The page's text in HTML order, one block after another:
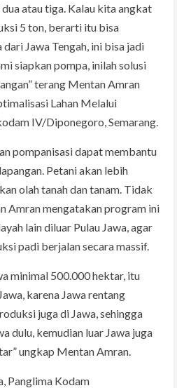
atau tiga. Kalau kita angkat
5 ton, berarti itu bisa
Jawa Tengah, ini bisa jadi
siapkan pompa, inilah solusi
terang Mentan Amran
Lahan Melalui
IV/Diponegoro, Semarang.
pompanisasi dapat membantu
Petani akan lebih
olah tanah dan tanam. Tidak
Amran mengatakan program ini
lain diluar Pulau Jawa, agar
padi berjalan secara massif.
minimal 500.000 hektar, itu
karena Jawa rentang
juga di Jawa, sehingga
dulu, kemudian luar Jawa juga
ungkap Mentan Amran.
Panglima Kodam